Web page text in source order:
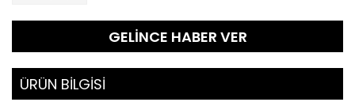
GELİNCE HABER VER
ÜRÜN BİLGİSİ